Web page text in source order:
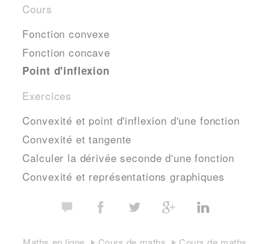
Cours
Fonction convexe
Fonction concave
Point d'inflexion
Exercices
Convexité et point d'inflexion d'une fonction
Convexité et tangente
Calculer la dérivée seconde d'une fonction
Convexité et représentations graphiques